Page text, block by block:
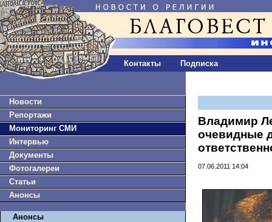
Контакты Подписка
Новости
Репортажи
Мониторинг СМИ
Интервью
Документы
Фотогалереи
Статьи
Анонсы
Анонсы
Владимир
очевидные
07.06.2011 14:04